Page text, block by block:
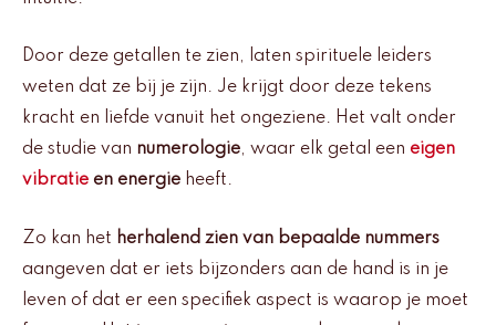
Door deze getallen te zien, laten spirituele leiders
weten dat ze bij je zijn. Je krijgt door deze tekens
kracht en liefde vanuit het ongeziene. Het valt onder
de studie van numerologie, waar elk getal een eigen
vibratie en energie heeft.
Zo kan het herhalend zien van bepaalde nummers
aangeven dat er iets bijzonders aan de hand is in je
leven of dat er een specifiek aspect is waarop je moet